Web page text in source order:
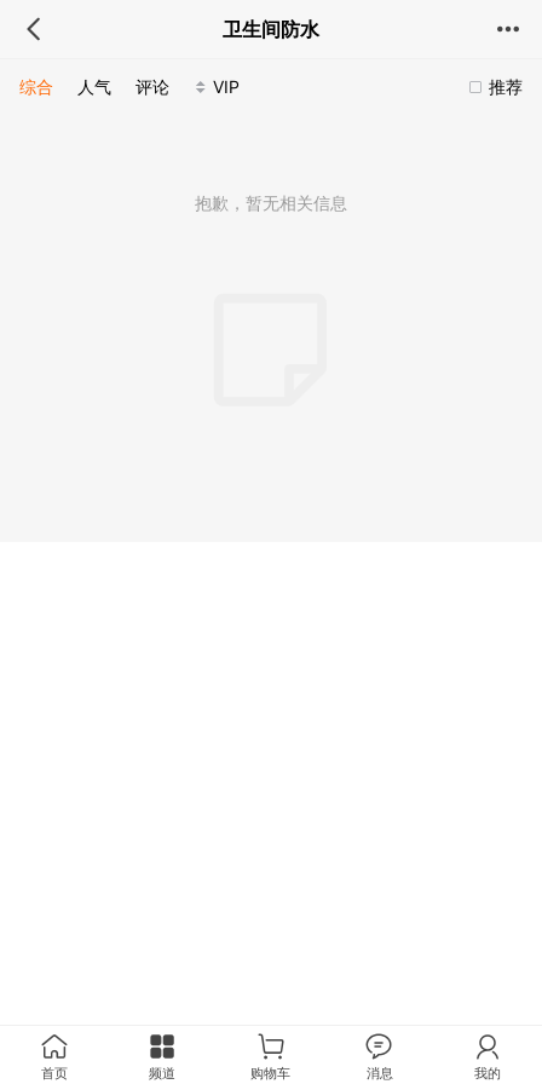
卫生间防水
推荐
综合 人气 评论 VIP
抱歉，暂无相关信息
首页 频道 购物车 消息 我的